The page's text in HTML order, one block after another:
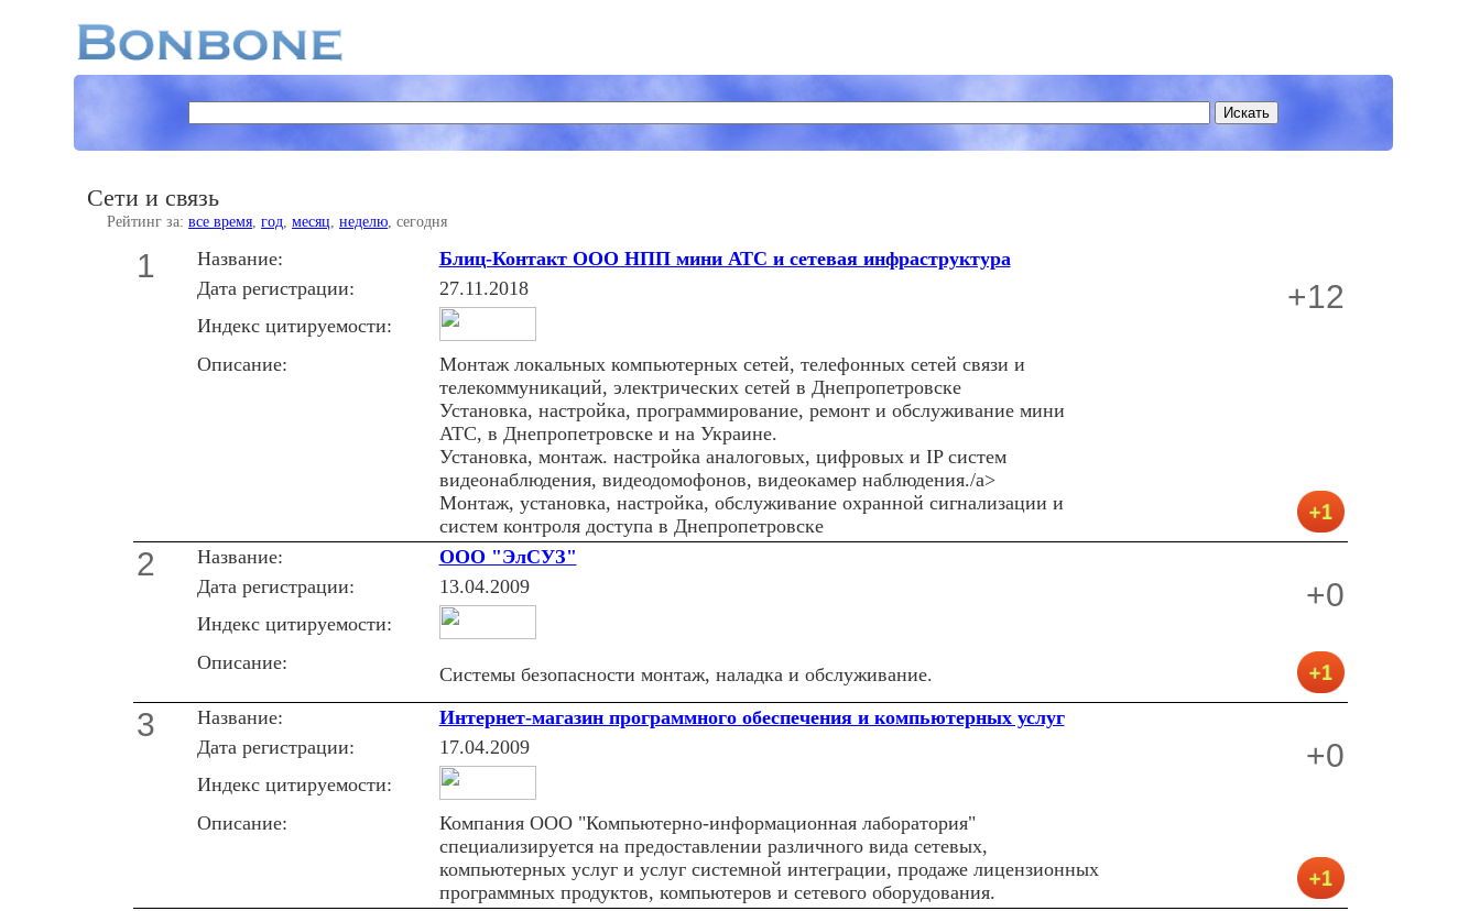
Сети и связь
Рейтинг за:все время,год,месяц,неделю, сегодня
1 Название: Блиц-Контакт ООО НПП мини АТС и сетевая инфраструктура
+12
Дата регистрации:
27.11.2018
Индекс цитируемости:
Описание:
Монтаж локальных компьютерных сетей, телефонных сетей связи и
телекоммуникаций, электрических сетей в Днепропетровске
Установка, настройка, программирование, ремонт и обслуживание мини
АТС, в Днепропетровске и на Украине.
Установка, монтаж. настройка аналоговых, цифровых и IP систем
видеонаблюдения, видеодомофонов, видеокамер наблюдения./a>
Монтаж, установка, настройка, обслуживание охранной сигнализации и
систем контроля доступа в Днепропетровске
2 Название: ООО "ЭлСУЗ"
+0
Дата регистрации:
13.04.2009
Индекс цитируемости:
Описание:
Системы безопасности монтаж, наладка и обслуживание.
3 Название: Интернет-магазин программного обеспечения и компьютерных услуг
+0
Дата регистрации:
17.04.2009
Индекс цитируемости:
Описание:
Компания ООО "Компьютерно-информационная лаборатория"
специализируется на предоставлении различного вида сетевых,
компьютерных услуг и услуг системной интеграции, продаже лицензионных
программных продуктов, компьютеров и сетевого оборудования.